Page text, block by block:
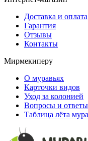
Доставка и оплата
Гарантия
Отзывы
Контакты
Мирмекиперу
О муравьях
Карточки видов
Уход за колонией
Вопросы и ответы
Таблица лёта